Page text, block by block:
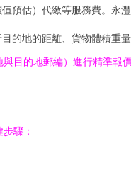
預估）代繳等服務費。永
的地的距離、貨物體積重
目的地郵編）進行精準報
驟：